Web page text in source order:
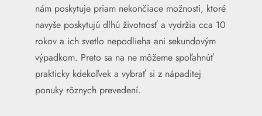
nám poskytuje priam nekončiace možnosti, ktoré
navyše poskytujú dlhú životnosť a vydržia cca 10
rokov a ich svetlo nepodlieha ani sekundovým
výpadkom. Preto sa na ne môžeme spoľahnúť
prakticky kdekoľvek a vybrať si z nápaditej
ponuky rôznych prevedení.